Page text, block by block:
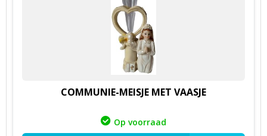
COMMUNIE-MEISJE MET VAASJE
Op voorraad